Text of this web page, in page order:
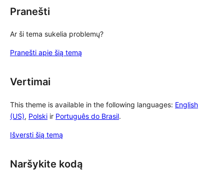
Pranešti
Ar ši tema sukelia problemų?
Pranešti apie šią temą
Vertimai
This theme is available in the following languages: English
(US), Polski ir Português do Brasil.
Išversti šią temą
Naršykite kodą